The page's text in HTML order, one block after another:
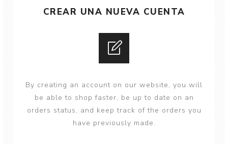
CREAR UNA NUEVA CUENTA
By creating an account on our website, you will
be able to shop faster, be up to date on an
orders status, and keep track of the orders you
have previously made.